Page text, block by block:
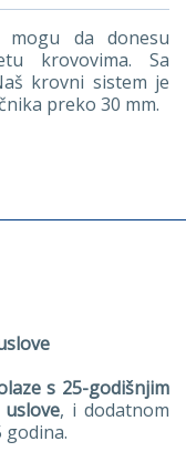
mogu da donesu
krovovima. Sa
krovni sistem je
preko 30 mm.
s 25-godišnjim
, i dodatnom